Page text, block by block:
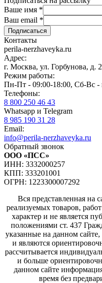
Ваше имя *
Ваш email *
Контакты
perila-nerzhaveyka.ru
Адрес:
г. Москва, ул. Горбунова, д.
Режим работы:
Пн-Пт - 09:00-18:00, Сб-Вс -
Телефоны:
8 800 250 46 43
Whatsapp и Telegram
8 985 190 31 28
Email:
info@perila-nerzhaveyka.ru
Обратный звонок
ООО «ПСС»
ИНН: 3332000257
КПП: 333201001
ОГРН: 1223300007292
Вся представленная на
реализуемых товаров,
характер и не является
положениями ст. 437
указанные на данном
и являются
рассчитывается
и больше
данном сайте
время без